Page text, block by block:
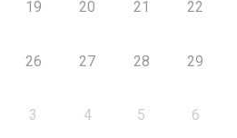
19 20 21 22
26 27 28 29
3 4 5 6